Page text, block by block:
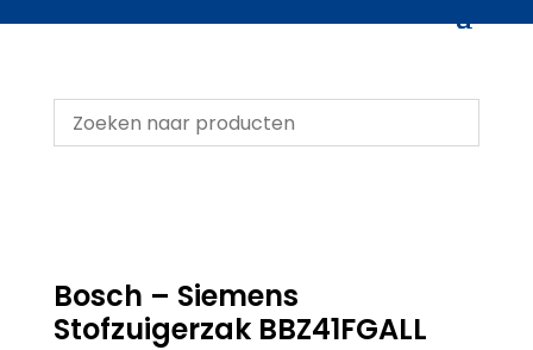
Bosch – Siemens
Stofzuigerzak BBZ41FGALL